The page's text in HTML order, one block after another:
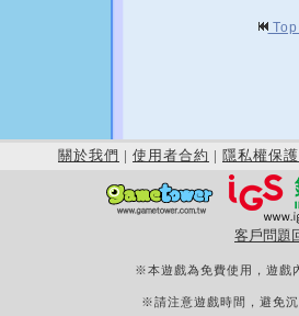
關於我們 | 使用者合約 | 隱私權保護
客戶問題
※本遊戲為免費使用，遊戲
※請注意遊戲時間，避免